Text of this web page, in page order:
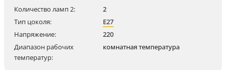
Количество ламп 2:
2
Тип цоколя:
E27
Напряжение:
220
Диапазон рабочих
температур:
комнатная температура